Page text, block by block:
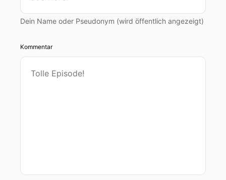
Dein Name oder Pseudonym (wird öffentlich angezeigt)
Kommentar